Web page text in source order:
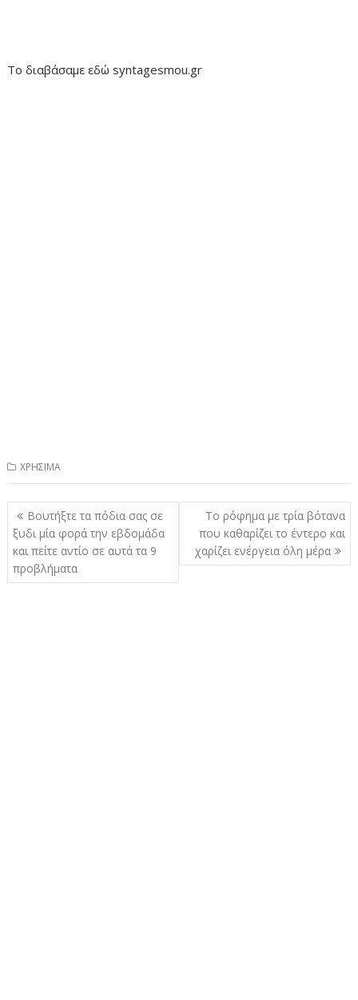
Το διαβάσαμε εδώ syntagesmou.gr
ΧΡΗΣΙΜΑ
Πλοήγηση
άρθρων
Βουτήξτε τα πόδια σας σε
ξυδι μία φορά την εβδομάδα
και πείτε αντίο σε αυτά τα 9
προβλήματα
Το ρόφημα με τρία βότανα
που καθαρίζει το έντερο και
χαρίζει ενέργεια όλη μέρα